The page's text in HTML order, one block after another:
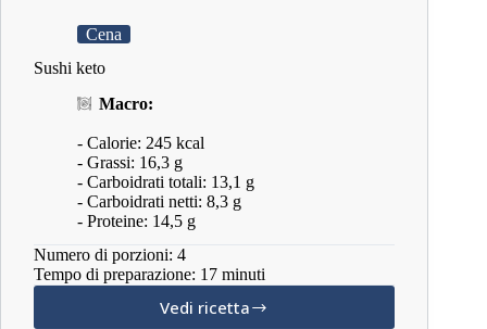
Cena
Sushi keto
Macro:
- Calorie: 245 kcal
- Grassi: 16,3 g
- Carboidrati totali: 13,1 g
- Carboidrati netti: 8,3 g
- Proteine: 14,5 g
Numero di porzioni: 4
Tempo di preparazione: 17 minuti
Vedi ricetta
Sushi